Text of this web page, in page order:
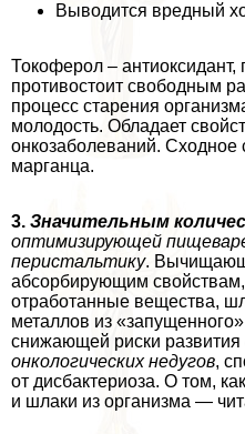
Выводится вредный
Токоферол – антиоксидант,
противостоит свободным
процесс старения
молодость. Обладает
онкозаболеваний. Сходное
марганца.
3. Значительным
оптимизирующей
перистальтику.
абсорбирующим
отработанные вещества,
металлов из
снижающей риски развития
oнкoлoгических недугов,
от дисбактериоза. О том,
и шлаки из организма —